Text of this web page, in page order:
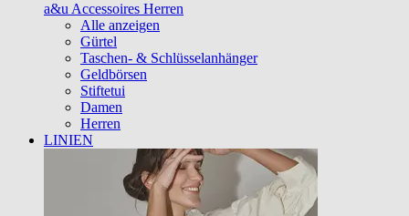
a&u Accessoires Herren
Alle anzeigen
Gürtel
Taschen- & Schlüsselanhänger
Geldbörsen
Stiftetui
Damen
Herren
LINIEN